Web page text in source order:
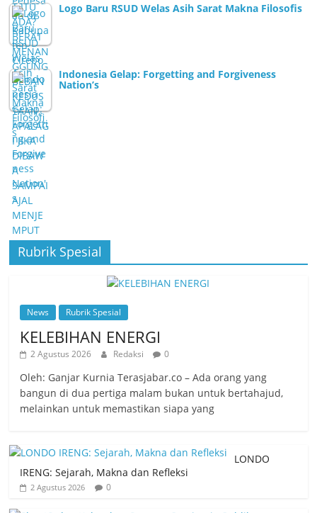
Logo Baru RSUD Welas Asih Sarat Makna Filosofis
Indonesia Gelap: Forgetting and Forgiveness
Nation’s
Rubrik Spesial
News Rubrik Spesial
KELEBIHAN ENERGI
2 Agustus 2026 Redaksi 0
Oleh: Ganjar Kurnia Terasjabar.co – Ada orang yang
bangun di dua pertiga malam bukan untuk bertahajud,
melainkan untuk memastikan siapa yang
LONDO
IRENG: Sejarah, Makna dan Refleksi
2 Agustus 2026 0